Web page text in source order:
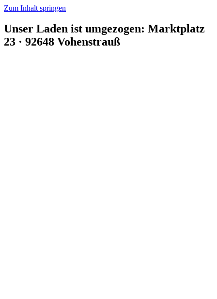
Zum Inhalt springen
Unser Laden ist umgezogen: Marktplatz
23 · 92648 Vohenstrauß